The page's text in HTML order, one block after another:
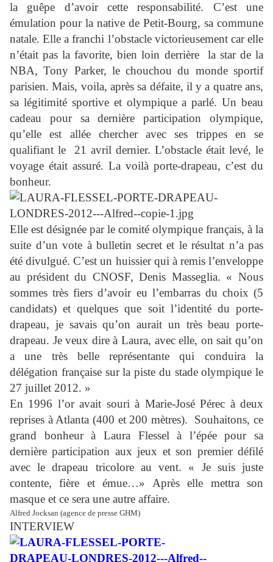
la guêpe d’avoir cette responsabilité. C’est une
émulation pour la native de Petit-Bourg, sa commune
natale. Elle a franchi l’obstacle victorieusement car elle
n’était pas la favorite, bien loin derrière la star de la
NBA, Tony Parker, le chouchou du monde sportif
parisien. Mais, voila, après sa défaite, il y a quatre ans,
sa légitimité sportive et olympique a parlé. Un beau
cadeau pour sa dernière participation olympique,
qu’elle est allée chercher avec ses trippes en se
qualifiant le 21 avril dernier. L’obstacle était levé, le
voyage était assuré. La voilà porte-drapeau, c’est du
bonheur.
Elle est désignée par le comité olympique français, à la
suite d’un vote à bulletin secret et le résultat n’a pas
été divulgué. C’est un huissier qui à remis l’enveloppe
au président du CNOSF, Denis Masseglia. « Nous
sommes très fiers d’avoir eu l’embarras du choix (5
candidats) et quelques que soit l’identité du porte-
drapeau, je savais qu’on aurait un très beau porte-
drapeau. Je veux dire à Laura, avec elle, on sait qu’on
a une très belle représentante qui conduira la
délégation française sur la piste du stade olympique le
27 juillet 2012. »
En 1996 l’or avait souri à Marie-José Pérec à deux
reprises à Atlanta (400 et 200 mètres). Souhaitons, ce
grand bonheur à Laura Flessel à l’épée pour sa
dernière participation aux jeux et son premier défilé
avec le drapeau tricolore au vent. « Je suis juste
contente, fière et émue…» Après elle mettra son
masque et ce sera une autre affaire.
Alfred Jocksan (agence de presse GHM)
INTERVIEW